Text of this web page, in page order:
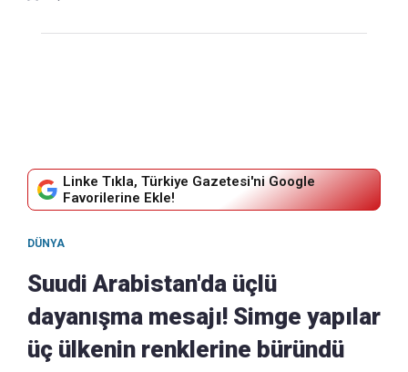
Linke Tıkla, Türkiye Gazetesi'ni Google
Favorilerine Ekle!
DÜNYA
Suudi Arabistan'da üçlü
dayanışma mesajı! Simge yapılar
üç ülkenin renklerine büründü